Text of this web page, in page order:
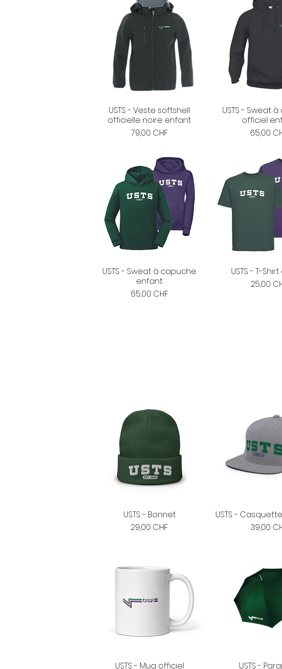
USTS - Veste softshell
officielle noire enfant
Prix
79,00 CHF
USTS - Sweat
officiel
Prix
65,00
USTS - Sweat à capuche
enfant
Prix
65,00 CHF
USTS - T-
Prix
25,00
USTS - Bonnet
Prix
29,00 CHF
USTS -
Prix
39,00
USTS - Mug officiel USTS -